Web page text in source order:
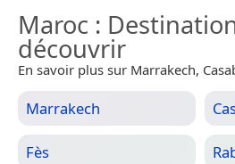
Maroc :
découvrir
En savoir plus sur Marrakech,
Marrakech
Fès